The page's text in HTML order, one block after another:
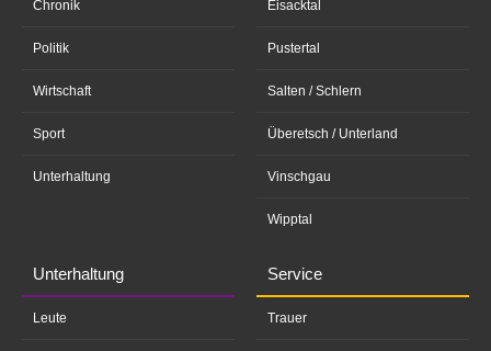
Chronik
Politik
Wirtschaft
Sport
Unterhaltung
Eisacktal
Pustertal
Salten / Schlern
Überetsch / Unterland
Vinschgau
Wipptal
Unterhaltung
Leute
Service
Trauer